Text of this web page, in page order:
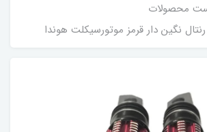
محصولات
نگین دار قرمز موتورسیکلت هوندا